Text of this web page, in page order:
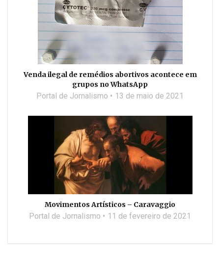
Venda ilegal de remédios abortivos acontece em
grupos no WhatsApp
Portal de Jornalismo 13 de maio de 2021
Movimentos Artísticos – Caravaggio
Portal de Jornalismo 11 de fevereiro de 2021